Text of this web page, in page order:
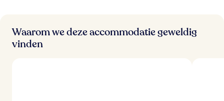
Waarom we deze accommodatie geweldig
vinden